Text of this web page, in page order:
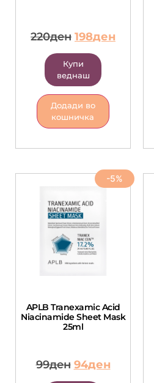
220ден 198ден
Купи
веднаш
Додади во
кошничка
-5%
APLB Tranexamic Acid
Niacinamide Sheet Mask
25ml
99ден 94ден